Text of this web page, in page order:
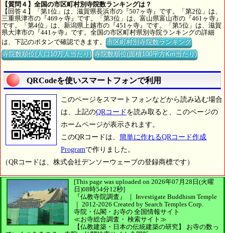
【質問４】全国の市区町村別寺院数ランキングは？
【回答４】「第1位」は、滋賀県長浜市の『507ヶ寺』です。「第2位」は、
三重県津市の『469ヶ寺』です。「第3位」は、富山県富山市の『461ヶ寺』
です。「第4位」は、新潟県上越市の『451ヶ寺』です。「第5位」は、滋賀
県大津市の『441ヶ寺』です。全国の市区町村県別寺院ランキングの詳細
は、下記のボタンで確認できます。市区町村別寺院数ランキング
寺院数順位(人口10万人当たり) 寺院数順位(面積100平方Km当たり)
QRCodeを使いスマートフォンで利用
このページをスマートフォンなどから読み込む場合
は、上記のQRコード を読み取ると、このページの
ホームページが表示されます。
このQRコードは、 簡単に作れるQRコード作成
Programで作りました。
（QRコードは、株式会社デンソーウェーブの登録商標です）
[This page was uploaded on 2026年07月28日(火曜
日)08時54分12秒]
『仏教寺院調査』 ｜ Investigate Buddhism Temple
｜ 2012-2026 Created by Search Temples Corp.
寺院・仏閣・お寺の 全国情報サイト
≪お寺総合調査・ 検索サイト≫
【仏教建築・日本の伝統建築の研究】
お寺の数っ